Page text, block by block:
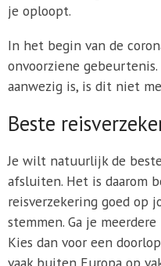
je oploopt.
In het begin van de
onvoorziene
aanwezig is, is dit niet
Beste
Je wilt natuurlijk de
afsluiten. Het is daarom
reisverzekering goed op
stemmen. Ga je
Kies dan voor een